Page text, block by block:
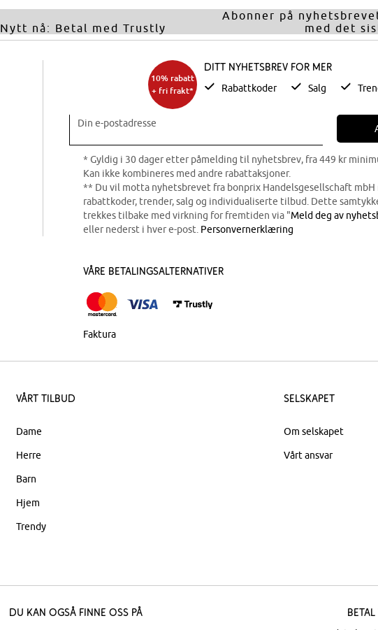
Nytt nå: Betal med Trustly
Abonner på
med det
10% rabatt
+ fri frakt*
Ditt nyhetsbrev for mer
Rabattkoder Salg
Din e-postadresse
* Gyldig i 30 dager etter påmelding til nyhetsbrev, fra 449 kr
Kan ikke kombineres med andre rabattaksjoner.
** Du vil motta nyhetsbrevet fra bonprix Handelsgesellschaft mbH
rabattkoder, trender, salg og individualiserte tilbud. Dette
trekkes tilbake med virkning for fremtiden via "Meld deg av
eller nederst i hver e-post. Personvernerklæring
Våre betalingsalternativer
Faktura
Vårt tilbud
Dame
Herre
Barn
Hjem
Trendy
Selskapet
Om selskapet
Vårt ansvar
Du kan også finne oss på